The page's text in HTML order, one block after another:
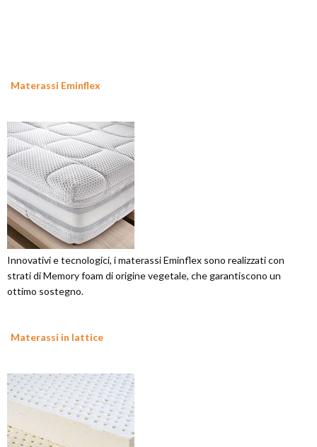
Materassi Eminflex
Innovativi e tecnologici, i materassi Eminflex sono realizzati con
strati di Memory foam di origine vegetale, che garantiscono un
ottimo sostegno.
Materassi in lattice